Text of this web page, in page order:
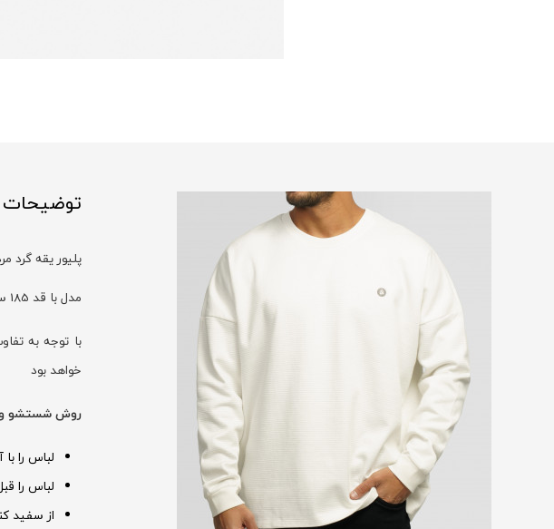
توضیحات
پلیور یقه گرد
مدل با قد 185 سانتی‌متر و وزن 82 کیلوگرم سایز M را پوشیده است
خواهد بود
روش شستشو و
لباس را با آب
لباس را
از سفید